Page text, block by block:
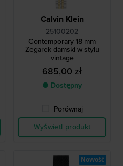
Calvin Klein
25100202
Contemporary 18 mm
Zegarek damski w stylu
vintage
685,00 zł
● Dostępny
Porównaj
Wyświetl produkt
Nowość